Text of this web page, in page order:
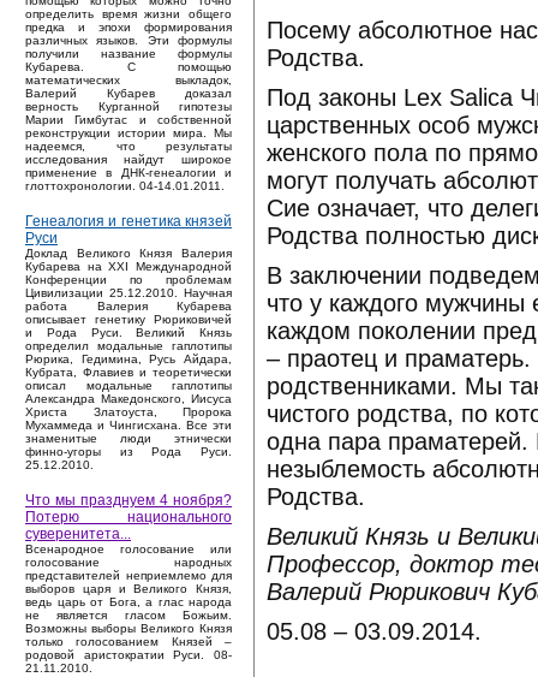
определить время жизни общего
предка и эпохи формирования
различных языков. Эти формулы
получили название формулы
Кубарева. С помощью
математических выкладок,
Валерий Кубарев доказал
верность Курганной гипотезы
Марии Гимбутас и собственной
реконструкции истории мира. Мы
надеемся, что результаты
исследования найдут широкое
применение в ДНК-генеалогии и
глоттохронологии. 04-14.01.2011.
Генеалогия и генетика князей
Руси
Доклад Великого Князя Валерия
Кубарева на XXI Международной
Конференции по проблемам
Цивилизации 25.12.2010. Научная
работа Валерия Кубарева
описывает генетику Рюриковичей
и Рода Руси. Великий Князь
определил модальные гаплотипы
Рюрика, Гедимина, Русь Айдара,
Кубрата, Флавиев и теоретически
описал модальные гаплотипы
Александра Македонского, Иисуса
Христа Златоуста, Пророка
Мухаммеда и Чингисхана. Все эти
знаменитые люди этнически
финно-угоры из Рода Руси.
25.12.2010.
Что мы празднуем 4 ноября?
Потерю национального
суверенитета...
Bсенародное голосование или
голосование народных
представителей неприемлемо для
выборов царя и Великого Князя,
ведь царь от Бога, а глас народа
не является гласом Божьим.
Возможны выборы Великого Князя
только голосованием Князей –
родовой аристократии Руси. 08-
21.11.2010.
Посему абсолютное
Родства.
Под законы Lex Salica
царственных особ
женского пола по
могут получать
Сие означает, что
Родства полностью
В заключении
что у каждого мужчины
каждом поколении
– праотец и
родственниками. Мы
чистого родства, по
одна пара
незыблемость
Родства.
Великий Князь и
Профессор, доктор
Валерий Рюрикович
05.08 – 03.09.2014.